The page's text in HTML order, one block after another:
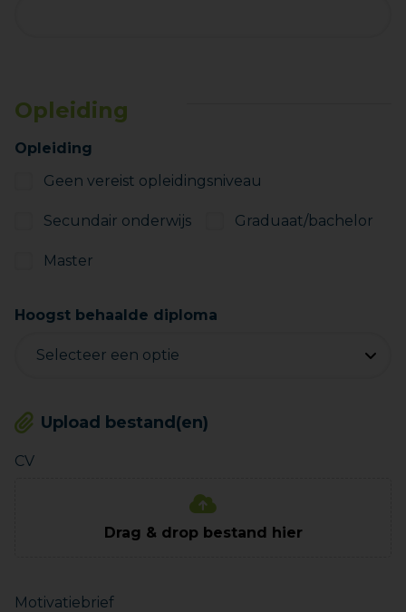
Opleiding
Opleiding
Geen vereist opleidingsniveau
Secundair onderwijs Graduaat/bachelor
Master
Hoogst behaalde diploma
Upload bestand(en)
CV
Drag & drop bestand hier
Motivatiebrief